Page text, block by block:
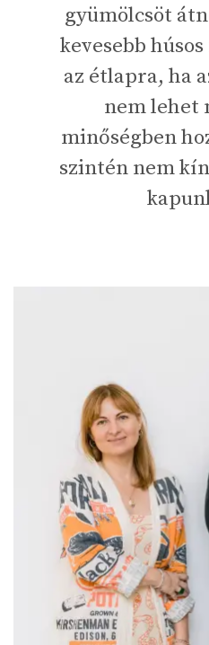
gyümölcsöt
kevesebb
az étlapra, ha
nem lehet
minőségben
szintén nem